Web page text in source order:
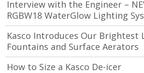
Interview with the Engineer –
RGBW18 WaterGlow Lighting
Kasco Introduces Our Brightest
Fountains and Surface Aerators
How to Size a Kasco De-icer